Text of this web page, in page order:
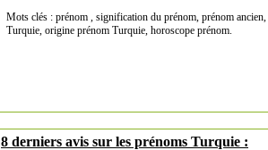
Mots clés : prénom , signification du prénom, prénom
Turquie, origine prénom Turquie, horoscope prénom.
8 derniers avis sur les prénoms Turquie :